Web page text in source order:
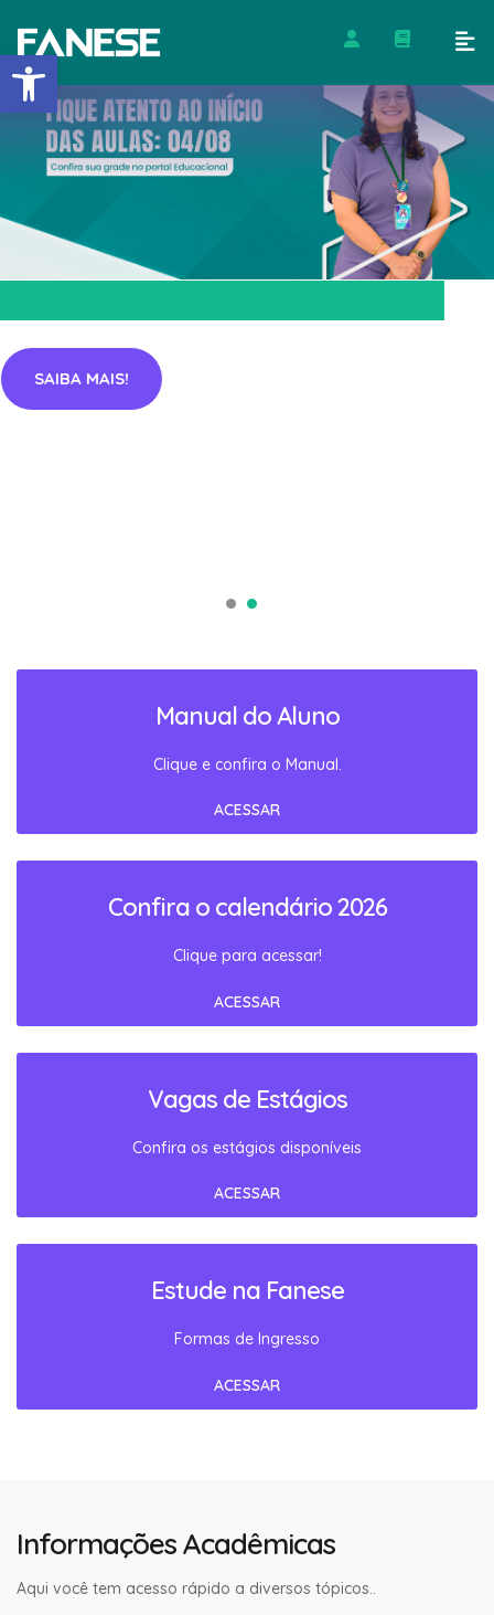
Barra de Ferramentas
SAIBA MAIS!
Manual do Aluno
Clique e confira o Manual.
ACESSAR
Confira o calendário 2026
Clique para acessar!
ACESSAR
Vagas de Estágios
Confira os estágios disponíveis
ACESSAR
Estude na Fanese
Formas de Ingresso
ACESSAR
Informações Acadêmicas
Aqui você tem acesso rápido a diversos tópicos..